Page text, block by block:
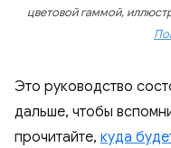
цветовой гаммой,
Это руководство
дальше, чтобы
прочитайте, куда